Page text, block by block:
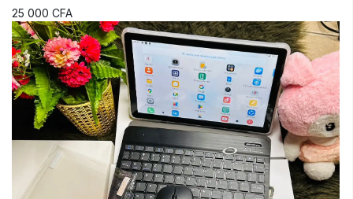
25 000 CFA